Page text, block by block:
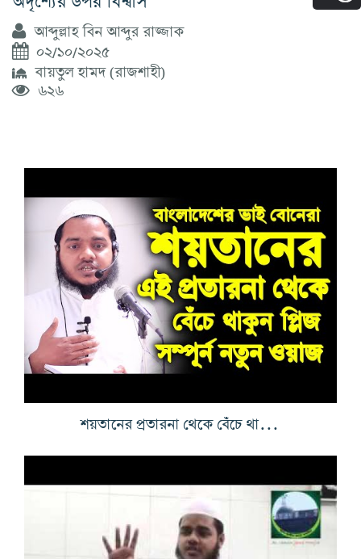
আব্দুল্লাহ বিন আব্দুর রাজ্জাক
০২/১০/২০২৫
বায়তুল হামদ (রাজশাহী)
৬২৬
শয়তানের প্রতারনা থেকে বেঁচে থাকার উপায়